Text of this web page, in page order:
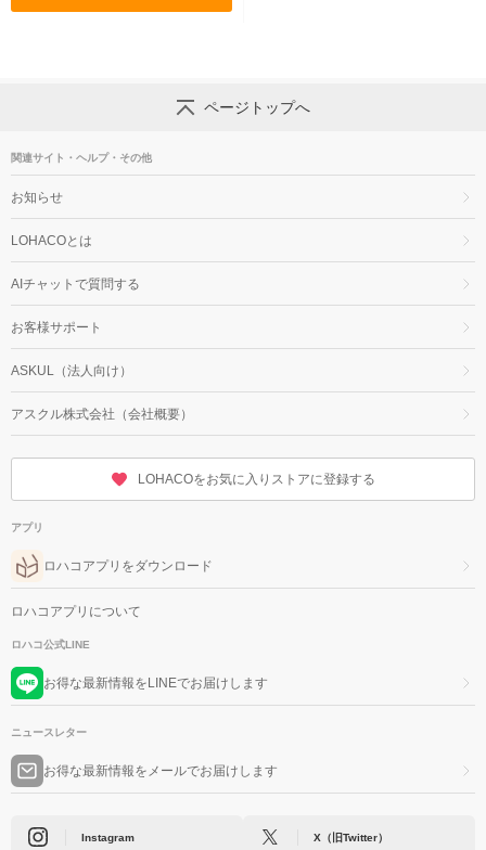
ページトップへ
関連サイト・ヘルプ・その他
お知らせ
LOHACOとは
AIチャットで質問する
お客様サポート
ASKUL（法人向け）
アスクル株式会社（会社概要）
LOHACOをお気に入りストアに登録する
アプリ
ロハコアプリをダウンロード
ロハコアプリについて
ロハコ公式LINE
お得な最新情報をLINEでお届けします
ニュースレター
お得な最新情報をメールでお届けします
Instagram X（旧Twitter）